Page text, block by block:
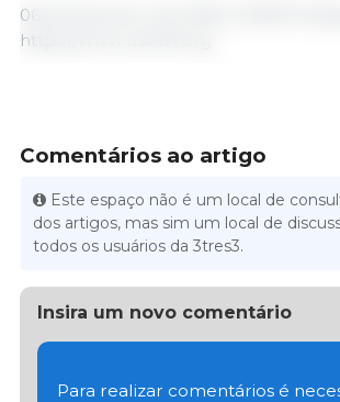
06 de fevereiro de 2025/ USMEF/
https://www.usmef.org
Comentários ao artigo
Este espaço não é um local de
dos artigos, mas sim um local de
todos os usuários da 3tres3.
Insira um novo comentário
Para realizar comentários é